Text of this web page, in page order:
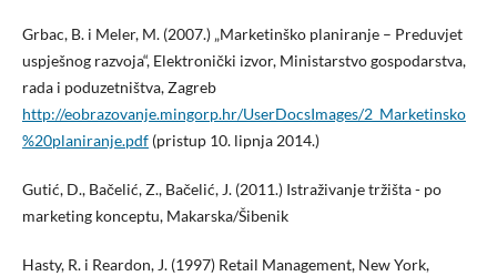
Grbac, B. i Meler, M. (2007.) „Marketinško planiranje – Preduvjet
uspješnog razvoja“, Elektronički izvor, Ministarstvo gospodarstva,
rada i poduzetništva, Zagreb
http://eobrazovanje.mingorp.hr/UserDocsImages/2_Marketinsko
%20planiranje.pdf(pristup 10. lipnja 2014.)
Gutić, D., Bačelić, Z., Bačelić, J. (2011.) Istraživanje tržišta - po
marketing konceptu, Makarska/Šibenik
Hasty, R. i Reardon, J. (1997) Retail Management, New York,